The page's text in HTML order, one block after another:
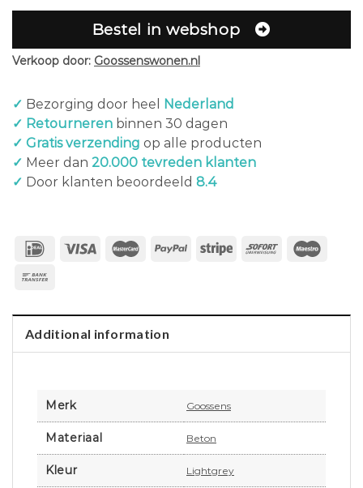
Bestel in webshop
Verkoop door: Goossenswonen.nl
✓ Bezorging door heel
Nederland
✓ Retourneren binnen 30 dagen
✓ Gratis verzending op alle producten
✓ Meer dan 20.000 tevreden klanten
✓ Door klanten beoordeeld 8.4
Additional information
Merk Goossens
Materiaal Beton
Kleur Lightgrey